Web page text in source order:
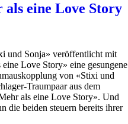
eine Love Story
und Sonja» veröffentlicht mit
Love Story» eine gesungene
von «Stixi und
Traumpaar aus dem
als eine Love Story». Und
die beiden steuern bereits ihrer